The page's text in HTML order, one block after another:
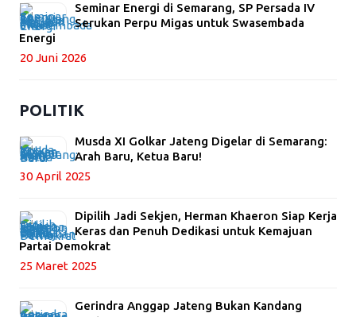
Seminar Energi di Semarang, SP Persada IV
Serukan Perpu Migas untuk Swasembada
Energi
20 Juni 2026
POLITIK
Musda XI Golkar Jateng Digelar di Semarang:
Arah Baru, Ketua Baru!
30 April 2025
Dipilih Jadi Sekjen, Herman Khaeron Siap Kerja
Keras dan Penuh Dedikasi untuk Kemajuan
Partai Demokrat
25 Maret 2025
Gerindra Anggap Jateng Bukan Kandang